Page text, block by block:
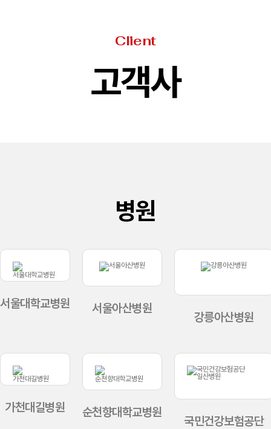
Client
고객사
병원
서울대학교병원 서울아산병원
강릉아산병원
가천대길병원 순천향대학교병원
국민건강보험공단